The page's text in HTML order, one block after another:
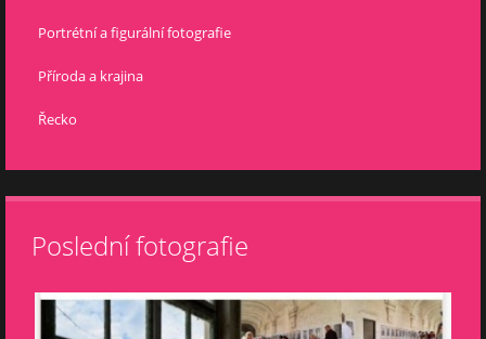
Portrétní a figurální fotografie
Příroda a krajina
Řecko
Poslední fotografie